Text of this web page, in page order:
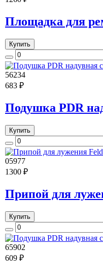
Площадка для
Купить
56234
683 ₽
Подушка PDR
Купить
05977
1300 ₽
Припой для
Купить
65902
609 ₽